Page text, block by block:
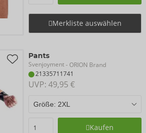
Merkliste auswählen
Pants
Svenjoyment- ORION Brand
21335711741
UVP: 49,95 €
Kaufen